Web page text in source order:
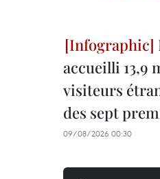
accueilli 13,9
visiteurs
des sept
09/08/2026 00:30